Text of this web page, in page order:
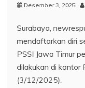
Desember 3, 2025
Surabaya,
mendaftarkan diri
PSSI Jawa Timur
dilakukan di kantor
(3/12/2025).